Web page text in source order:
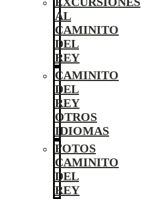
AL
CAMINITO
DEL
REY
CAMINITO
DEL
REY
OTROS
IDIOMAS
FOTOS
CAMINITO
DEL
REY